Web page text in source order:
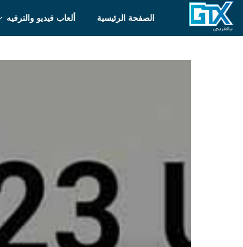
الصفحة الرئيسية ألعاب فيديو والترفيه